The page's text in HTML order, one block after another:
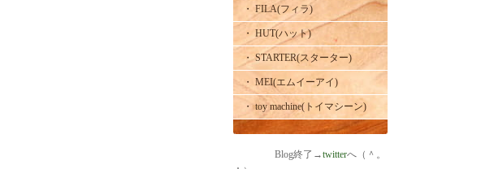
・ FILA(フィラ)
・ HUT(ハット)
・ STARTER(スターター)
・ MEI(エムイーアイ)
・ toy machine(トイマシーン)
Blog終了→twitterへ（＾。